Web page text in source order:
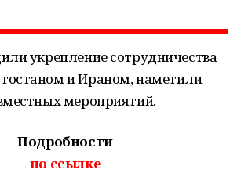
укрепление сотрудничества
и Ираном, наметили
мероприятий.
Подробности
по ссылке